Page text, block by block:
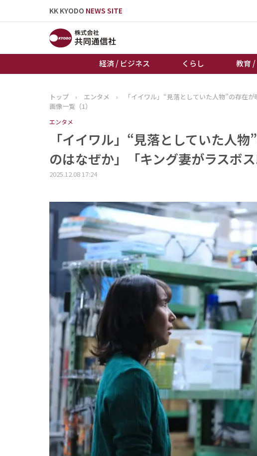
KK KYODO NEWS SITE
経済 / ビジネス くらし 教育 /
トップページ
経済 /
エンタメ
スポー
トップ › エンタメ › 「イイワル」“見落としていた人物”の存在
画像一覧（1）
エンタメ
「イイワル」“見落としていた人
のはなぜか」「キング妻がラスボス
2025.12.08 17:24